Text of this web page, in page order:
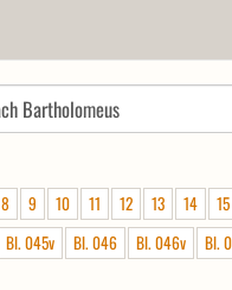
8 9 10 11 12 13 14
15
Bl. 045v Bl. 046 Bl. 046v
Bl.